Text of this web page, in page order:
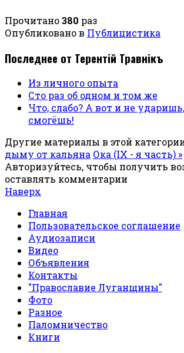
Прочитано380 раз
Опубликовано в Публицистика
Последнее от Терентiй Травнiкъ
Из личного опыта
Сто раз об одном и том же
Что, слабо? А вот и не
смогёшь!
Другие материалы в этой
дыму от кальяна Ока (IX - я часть) »
Авторизуйтесь, чтобы получить
оставлять комментарии
Наверх
Главная
Пользовательское соглашение
Аудиозаписи
Видео
Объявления
Контакты
"Православие Луганщины"
Фото
Разное
Паломничество
Книги